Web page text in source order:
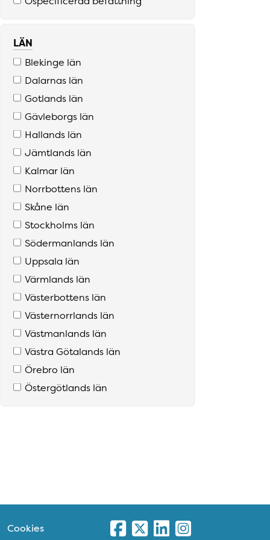
LÄN
Blekinge län
Dalarnas län
Gotlands län
Gävleborgs län
Hallands län
Jämtlands län
Kalmar län
Norrbottens län
Skåne län
Stockholms län
Södermanlands län
Uppsala län
Värmlands län
Västerbottens län
Västernorrlands län
Västmanlands län
Västra Götalands län
Örebro län
Östergötlands län
Cookies